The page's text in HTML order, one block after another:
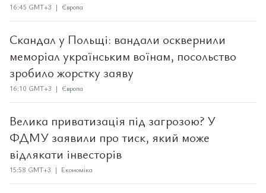
16:45 GMT+3 | Європа
Скандал у Польщі: вандали осквернили
меморіал українським воїнам, посольство
зробило жорстку заяву
16:10 GMT+3 | Європа
Велика приватизація під загрозою? У
ФДМУ заявили про тиск, який може
відлякати інвесторів
15:58 GMT+3 | Економіка